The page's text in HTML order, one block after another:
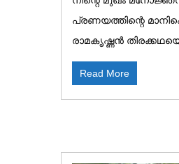
പ്രണയത്തിന്റെ
രാമകൃഷ്ണൻ
Read More